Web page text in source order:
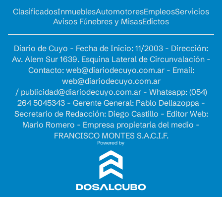
ClasificadosInmueblesAutomotoresEmpleosServicios
Avisos Fúnebres y MisasEdictos
Diario de Cuyo - Fecha de Inicio: 11/2003 - Dirección:
Av. Alem Sur 1639. Esquina Lateral de Circunvalación -
Contacto: web@diariodecuyo.com.ar- Email:
web@diariodecuyo.com.ar
/ publicidad@diariodecuyo.com.ar- Whatsapp: (054)
264 5045343 - Gerente General: Pablo Dellazoppa -
Secretario de Redacción: Diego Castillo - Editor Web:
Mario Romero - Empresa propietaria del medio -
FRANCISCO MONTES S.A.C.I.F.